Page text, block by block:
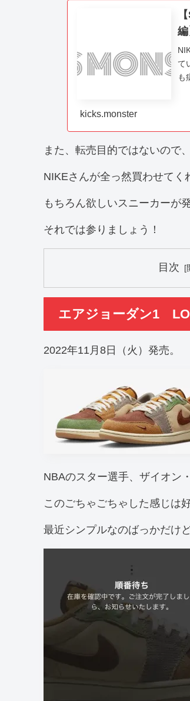
編
て
も
kicks.monster
また、転売目的ではないので
NIKEさんが全っ然買わせてく
もちろん欲しいスニーカーが
それでは参りましょう！
目次
エアジョーダン1
2022年11月8日（火）発売。
NBAのスター選手、ザイオン
このごちゃごちゃした感じは好
最近シンプルなのばっかだけど